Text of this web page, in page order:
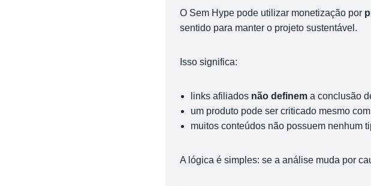
O Sem Hype pode utilizar monetização por
sentido para manter o projeto sustentável.
Isso significa:
links afiliados não definema conclusão
um produto pode ser criticado mesmo
muitos conteúdos não possuem nenhum
A lógica é simples: se a análise muda por